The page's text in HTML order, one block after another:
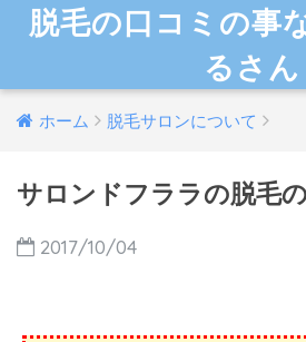
脱毛の口コミの事
るさん
ホーム 脱毛サロンについて
サロンドフララの脱毛
2017/10/04